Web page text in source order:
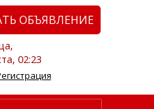
ОБЪЯВЛЕНИЕ
02:23